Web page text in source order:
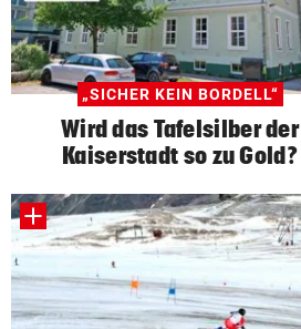
„SICHER KEIN BORDELL“
Wird das Tafelsilber der
Kaiserstadt so zu Gold?